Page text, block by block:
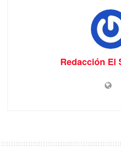
Redacción El